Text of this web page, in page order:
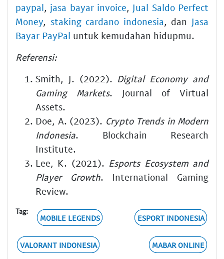
paypal, jasa bayar invoice, Jual Saldo Perfect
Money, staking cardano indonesia, dan Jasa
Bayar PayPal untuk kemudahan hidupmu.
Referensi:
Smith, J. (2022). Digital Economy and
Gaming Markets. Journal of Virtual
Assets.
Doe, A. (2023). Crypto Trends in Modern
Indonesia. Blockchain Research
Institute.
Lee, K. (2021). Esports Ecosystem and
Player Growth. International Gaming
Review.
Tag:
MOBILE LEGENDS ESPORT INDONESIA
VALORANT INDONESIA MABAR ONLINE